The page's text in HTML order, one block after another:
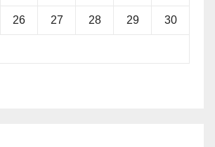
26 27 28 29 30